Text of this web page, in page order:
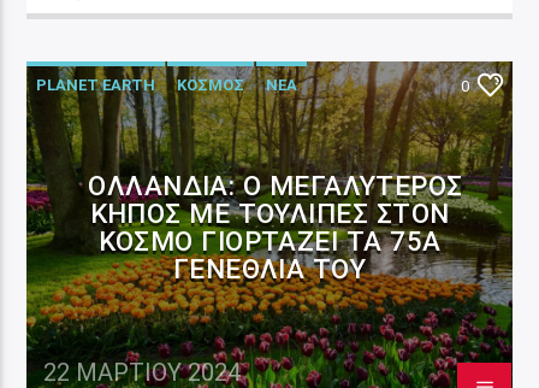
PLANET EARTH ΚΟΣΜΟΣ ΝΕΑ 0
ΟΛΛΑΝΔΊΑ: Ο ΜΕΓΑΛΎΤΕΡΟΣ
ΚΉΠΟΣ ΜΕ ΤΟΥΛΊΠΕΣ ΣΤΟΝ
ΚΌΣΜΟ ΓΙΟΡΤΆΖΕΙ ΤΑ 75Α
ΓΕΝΈΘΛΙΆ ΤΟΥ
22 ΜΑΡΤΊΟΥ 2024